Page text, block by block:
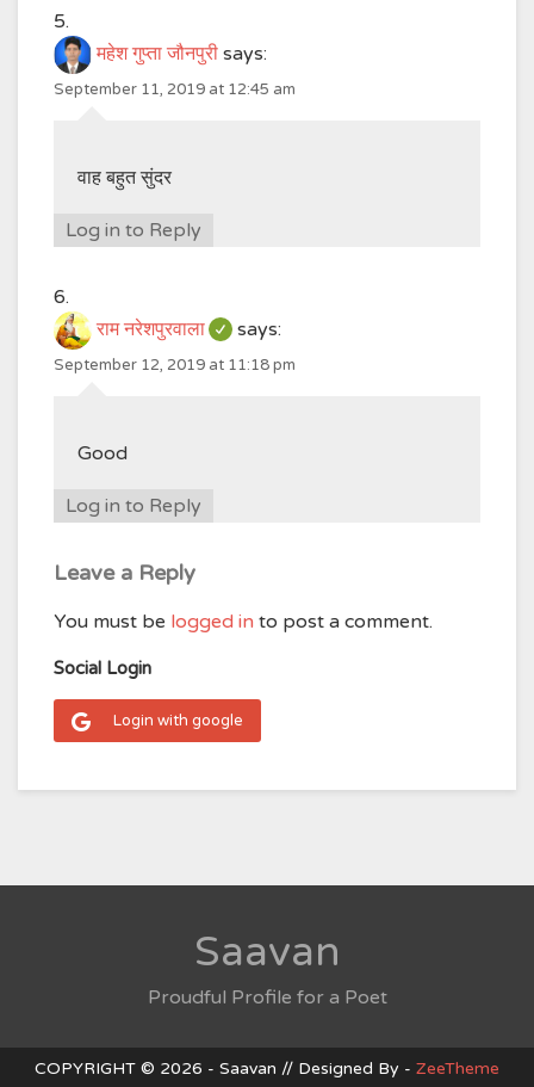
महेश गुप्ता जौनपुरी says:
September 11, 2019 at 12:45 am
वाह बहुत सुंदर
Log in to Reply
राम नरेशपुरवाला says:
September 12, 2019 at 11:18 pm
Good
Log in to Reply
Leave a Reply
You must be logged in to post a comment.
Social Login
Login with google
Saavan
Proudful Profile for a Poet
COPYRIGHT © 2026 - Saavan // Designed By - ZeeTheme